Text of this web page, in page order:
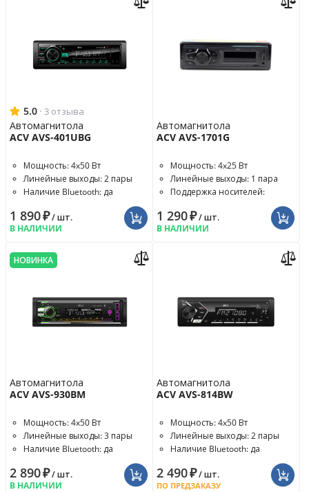
5.0 · 3 отзыва
Автомагнитола
ACV AVS-401UBG
Мощность: 4x50 Вт
Линейные выходы: 2 пары
Наличие Bluetooth: да
1 890₽/ шт.
В НАЛИЧИИ
Автомагнитола
ACV AVS-1701G
Мощность: 4x25 Вт
Линейные выходы: 1 пара
Поддержка носителей:
1 290₽/ шт.
В НАЛИЧИИ
НОВИНКА
Автомагнитола
ACV AVS-930BM
Мощность: 4x50 Вт
Линейные выходы: 3 пары
Наличие Bluetooth: да
2 890₽/ шт.
В НАЛИЧИИ
Автомагнитола
ACV AVS-814BW
Мощность: 4x50 Вт
Линейные выходы: 2 пары
Наличие Bluetooth: да
2 490₽/ шт.
ПО ПРЕДЗАКАЗУ